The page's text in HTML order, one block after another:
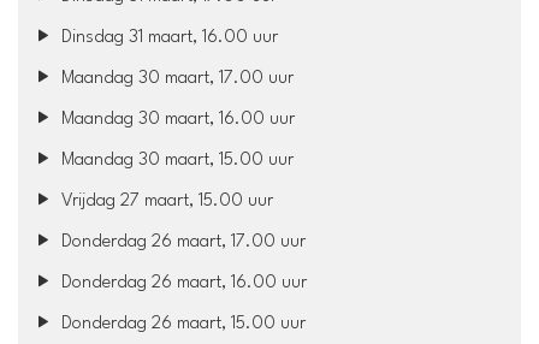
Dinsdag 31 maart, 16.00 uur
Maandag 30 maart, 17.00 uur
Maandag 30 maart, 16.00 uur
Maandag 30 maart, 15.00 uur
Vrijdag 27 maart, 15.00 uur
Donderdag 26 maart, 17.00 uur
Donderdag 26 maart, 16.00 uur
Donderdag 26 maart, 15.00 uur